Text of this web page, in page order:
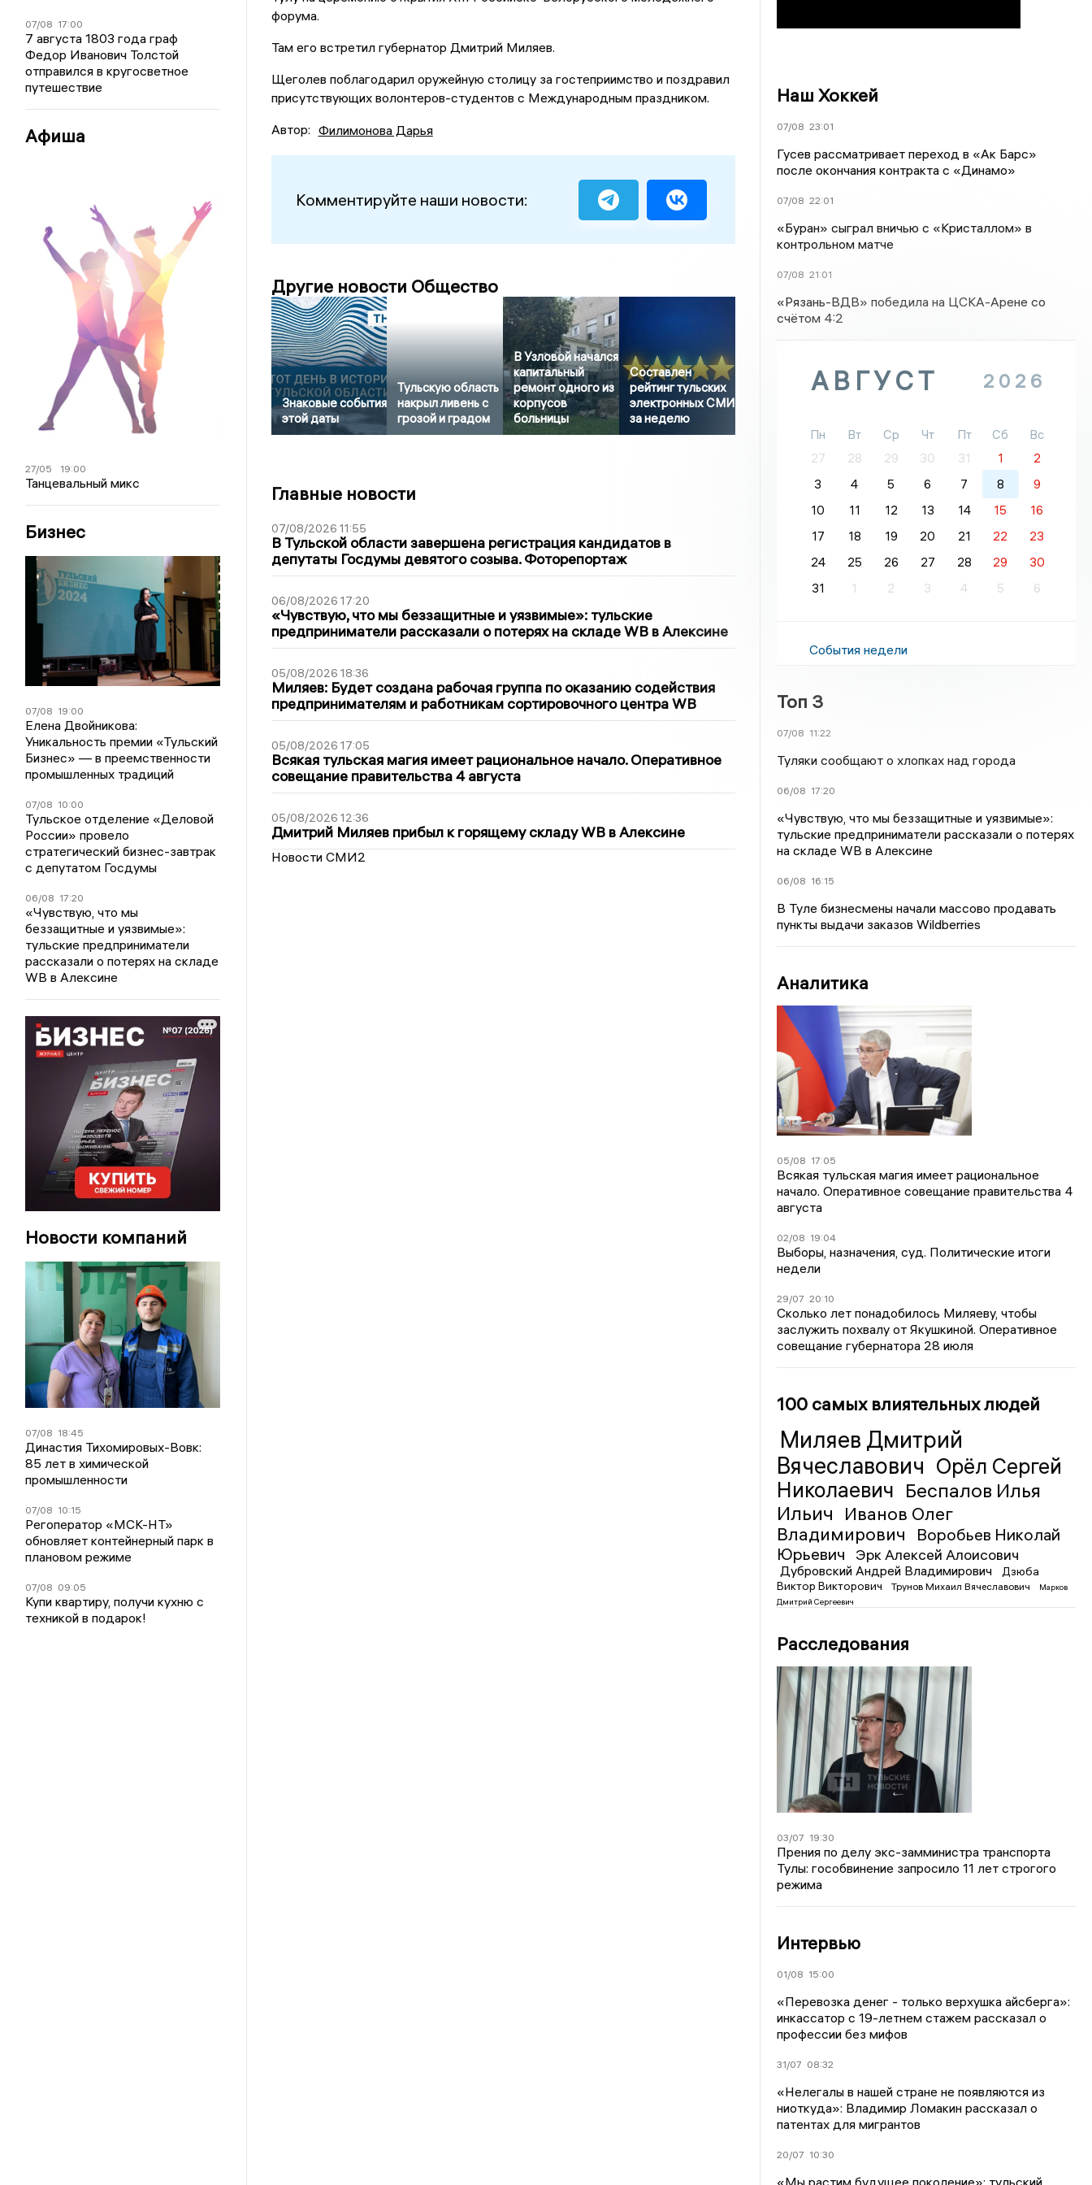
07/08 17:00
7 августа 1803 года граф
Федор Иванович Толстой
отправился в кругосветное
путешествие
Афиша
27/05 19:00
Танцевальный микс
Бизнес
07/08 19:00
Елена Двойникова:
Уникальность премии «Тульский
Бизнес» — в преемственности
промышленных традиций
07/08 10:00
Тульское отделение «Деловой
России» провело
стратегический бизнес-завтрак
с депутатом Госдумы
06/08 17:20
«Чувствую, что мы
беззащитные и уязвимые»:
тульские предприниматели
рассказали о потерях на складе
WB в Алексине
Новости компаний
07/08 18:45
Династия Тихомировых-Вовк:
85 лет в химической
промышленности
07/08 10:15
Регоператор «МСК-НТ»
обновляет контейнерный парк в
плановом режиме
07/08 09:05
Купи квартиру, получи кухню с
техникой в подарок!
форума.
Там его встретил губернатор Дмитрий Миляев.
Щеголев поблагодарил оружейную столицу за гостеприимство и поздравил
присутствующих волонтеров-студентов с Международным праздником.
Автор: Филимонова Дарья
Комментируйте наши новости:
Другие новости Общество
Знаковые события
этой даты
Тульскую область
накрыл ливень с
грозой и градом
В Узловой начался
капитальный
ремонт одного из
корпусов
больницы
Составлен
рейтинг тульских
электронных СМИ
за неделю
Главные новости
07/08/2026 11:55
В Тульской области завершена регистрация кандидатов в
депутаты Госдумы девятого созыва. Фоторепортаж
06/08/2026 17:20
«Чувствую, что мы беззащитные и уязвимые»: тульские
предприниматели рассказали о потерях на складе WB в Алексине
05/08/2026 18:36
Миляев: Будет создана рабочая группа по оказанию содействия
предпринимателям и работникам сортировочного центра WB
05/08/2026 17:05
Всякая тульская магия имеет рациональное начало. Оперативное
совещание правительства 4 августа
05/08/2026 12:36
Дмитрий Миляев прибыл к горящему складу WB в Алексине
Новости СМИ2
Наш Хоккей
07/08 23:01
Гусев рассматривает переход в «Ак Барс»
после окончания контракта с «Динамо»
07/08 22:01
«Буран» сыграл вничью с «Кристаллом» в
контрольном матче
07/08 21:01
«Рязань-ВДВ» победила на ЦСКА-Арене со
счётом 4:2
АВГУСТ 2026
Пн Вт Ср Чт Пт Сб
Вс
27
28 29 30 31 1
2
3
4 5 6 7 8
9
10
11 12 13 14 15
16
17
18 19 20 21 22
23
24
25 26 27 28 29
30
31
1 2 3 4 5 6
События недели
Топ 3
07/08 11:22
Туляки сообщают о хлопках над города
06/08 17:20
«Чувствую, что мы беззащитные и уязвимые»:
тульские предприниматели рассказали о потерях
на складе WB в Алексине
06/08 16:15
В Туле бизнесмены начали массово продавать
пункты выдачи заказов Wildberries
Аналитика
05/08 17:05
Всякая тульская магия имеет рациональное
начало. Оперативное совещание правительства 4
августа
02/08 19:04
Выборы, назначения, суд. Политические итоги
недели
29/07 20:10
Сколько лет понадобилось Миляеву, чтобы
заслужить похвалу от Якушкиной. Оперативное
совещание губернатора 28 июля
100 самых влиятельных людей
Миляев Дмитрий
Вячеславович Орёл Сергей
Николаевич Беспалов Илья
Ильич
Иванов Олег
Владимирович
Воробьев Николай
Юрьевич
Эрк Алексей Алоисович
Дубровский Андрей Владимирович
Дзюба
Виктор Викторович
Трунов Михаил Вячеславович
Марков
Дмитрий Сергеевич
Расследования
03/07 19:30
Прения по делу экс-замминистра транспорта
Тулы: гособвинение запросило 11 лет строгого
режима
Интервью
01/08 15:00
«Перевозка денег - только верхушка айсберга»:
инкассатор с 19-летнем стажем рассказал о
профессии без мифов
31/07 08:32
«Нелегалы в нашей стране не появляются из
ниоткуда»: Владимир Ломакин рассказал о
патентах для мигрантов
20/07 10:30
«Мы растим будущее поколение»: тульский